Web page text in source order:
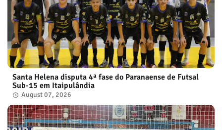
Santa Helena disputa 4ª fase do Paranaense de Futsal
Sub-15 em Itaipulândia
August 07, 2026